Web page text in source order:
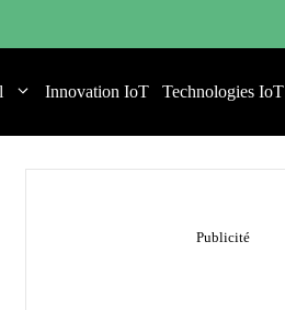
Innovation IoT Technologies IoT